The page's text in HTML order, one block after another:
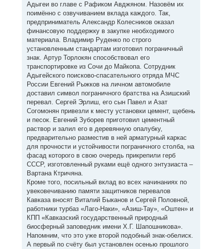
Адыгеи во главе с Рафиком Авджяном. Назовём их
поимённо с озвучиванием вклада каждого. Так,
предприниматель Александр Колесников оказал
финансовую поддержку в закупке необходимого
материала. Владимир Руденко по строго
установленным стандартам изготовил пограничный
знак. Артур Торлокян способствовал его
транспортировке из Сочи до Майкопа. Сотрудник
Адыгейского поисково-спасательного отряда МЧС
России Евгений Рыжков на личном автомобиле
доставил символ пограничного братства на Азишский
перевал. Сергей Эрлиш, его сын Павел и Азат
Согомонян привезли к месту установки цемент, щебень
и песок. Евгений Зуборев приготовил цементный
раствор и залил его в деревянную опалубку,
предварительно разместив в ней арматурный каркас
для прочности и устойчивости пограничного столба, на
фасад которого в свою очередь прикрепили герб
СССР, изготовленный руками ещё одного энтузиаста –
Вартана Ктричяна.
Кроме того, посильный вклад во всех начинаниях по
увековечиванию памяти защитников перевалов
Кавказа вносят Виталий Быканов и Сергей Половной,
работники турбаз «Лаго-Наки», «Азиш-Тау», «Оштен» и
КПП «Кавказский государственный природный
биосферный заповедник имени Х.Г. Шапошникова».
Напомним, что это уже второй подобный знак-обелиск.
А первый по счёту был установлен осенью прошлого